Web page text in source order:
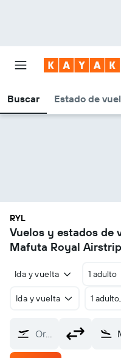
Buscar Estado de
RYL
Vuelos y estados de
Mafuta Royal
Ida y vuelta 1 adulto
Ida y vuelta 1
Origen